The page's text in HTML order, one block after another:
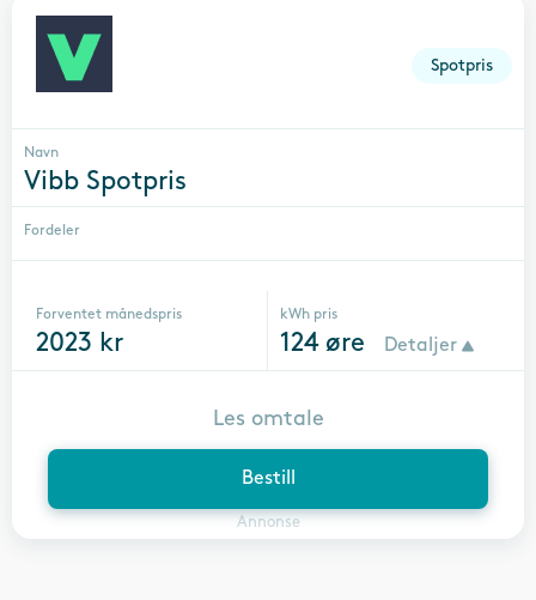
Spotpris
Navn
Vibb Spotpris
Fordeler
Forventet månedspris
2023 kr
kWh pris
124øre Detaljer
Bestill
Annonse
Les omtale